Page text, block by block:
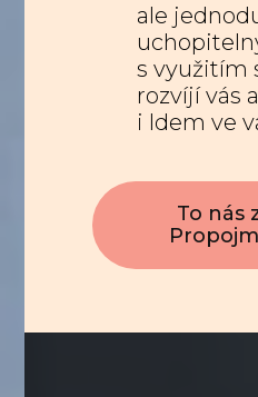
ale
s využitím
rozvíjí vás
i ldem ve
To nás